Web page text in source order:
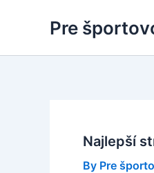
Pre
Najlepší
By Pre